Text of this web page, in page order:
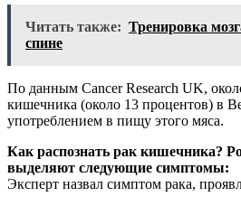
Читать также: Тренировка
спине
По данным Cancer Research UK,
кишечника (около 13 процентов) в
употреблением в пищу этого мяса.
Как распознать рак кишечника?
выделяют следующие симптомы:
Эксперт назвал симптом рака,